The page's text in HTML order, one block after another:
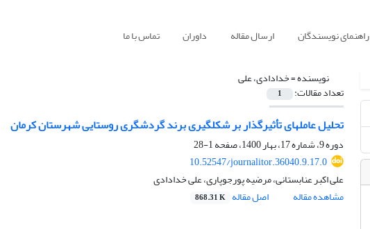
راهنمای نویسندگان ارسال مقاله داوران تماس با ما
نویسنده =خدادادی، علی
تعداد مقالات: 1
تحلیل عامل­های تأثیرگذار بر شکل­گیری برند گردشگری روستایی شهرستان کرمان
دوره 9، شماره 17، بهار 1400، صفحه
1-28
10.52547/journalitor.36040.9.17.0
علی اکبر عنابستانی، مرضیه پورجوپاری، علی خدادادی
مشاهده مقاله
اصل مقاله 868.31 K